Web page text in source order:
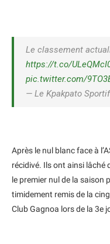
Le classement
https://t.co/
pic.twitter.com/
— Le Kpakpato
Après le nul blanc face à
récidivé. Ils ont ainsi lâché
le premier nul de la saison
timidement remis de la
Club Gagnoa lors de la 3e